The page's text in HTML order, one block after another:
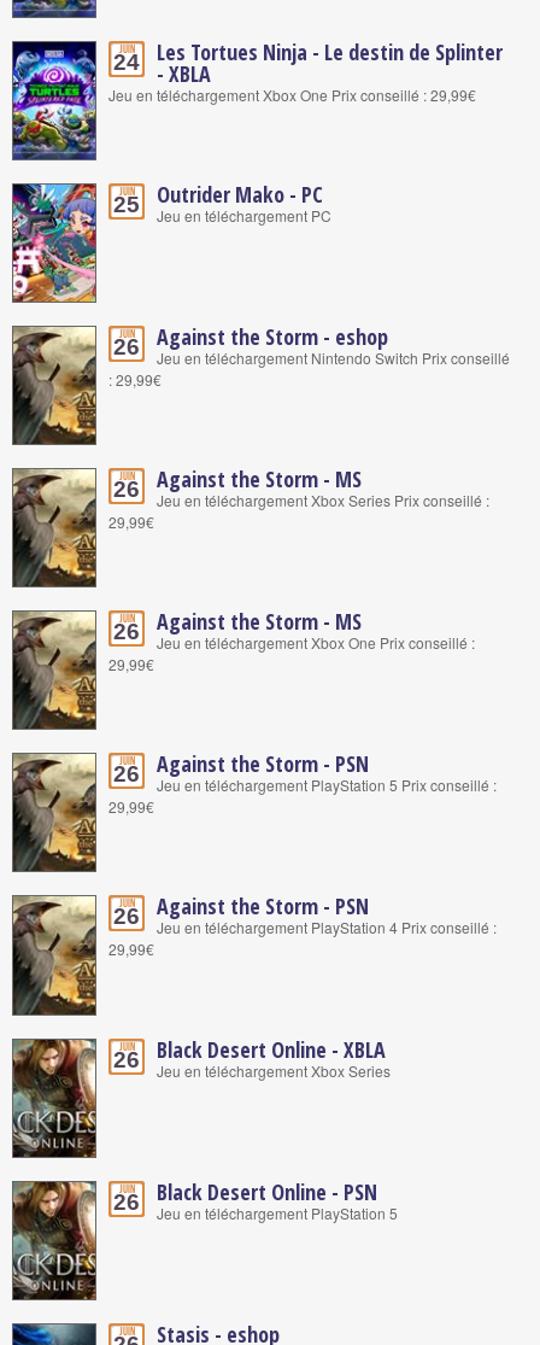
Juin
24 Les Tortues Ninja - Le destin de Splinter
- XBLA
Jeu en téléchargement Xbox One Prix conseillé : 29,99€
Juin
25 Outrider Mako - PC
Jeu en téléchargement PC
Juin
26 Against the Storm - eshop
Jeu en téléchargement Nintendo Switch Prix conseillé
: 29,99€
Juin
26 Against the Storm - MS
Jeu en téléchargement Xbox Series Prix conseillé :
29,99€
Juin
26 Against the Storm - MS
Jeu en téléchargement Xbox One Prix conseillé :
29,99€
Juin
26 Against the Storm - PSN
Jeu en téléchargement PlayStation 5 Prix conseillé :
29,99€
Juin
26 Against the Storm - PSN
Jeu en téléchargement PlayStation 4 Prix conseillé :
29,99€
Juin
26 Black Desert Online - XBLA
Jeu en téléchargement Xbox Series
Juin
26 Black Desert Online - PSN
Jeu en téléchargement PlayStation 5
Juin Stasis - eshop